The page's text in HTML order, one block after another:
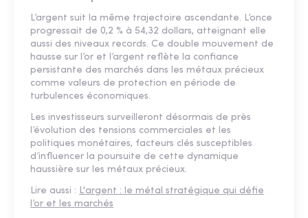
L’argent suit la même trajectoire ascendante. L’once
progressait de 0,2 % à 54,32 dollars, atteignant elle
aussi des niveaux records. Ce double mouvement de
hausse sur l’or et l’argent reflète la confiance
persistante des marchés dans les métaux précieux
comme valeurs de protection en période de
turbulences économiques.
Les investisseurs surveilleront désormais de près
l’évolution des tensions commerciales et les
politiques monétaires, facteurs clés susceptibles
d’influencer la poursuite de cette dynamique
haussière sur les métaux précieux.
Lire aussi : L'argent : le métal stratégique qui défie
l’or et les marchés